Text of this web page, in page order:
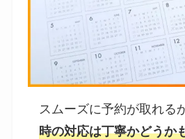
スムーズに予約が取れる
時の対応は丁寧かどうか